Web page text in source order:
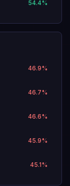
54.4%
46.9%
46.7%
46.6%
45.9%
45.1%